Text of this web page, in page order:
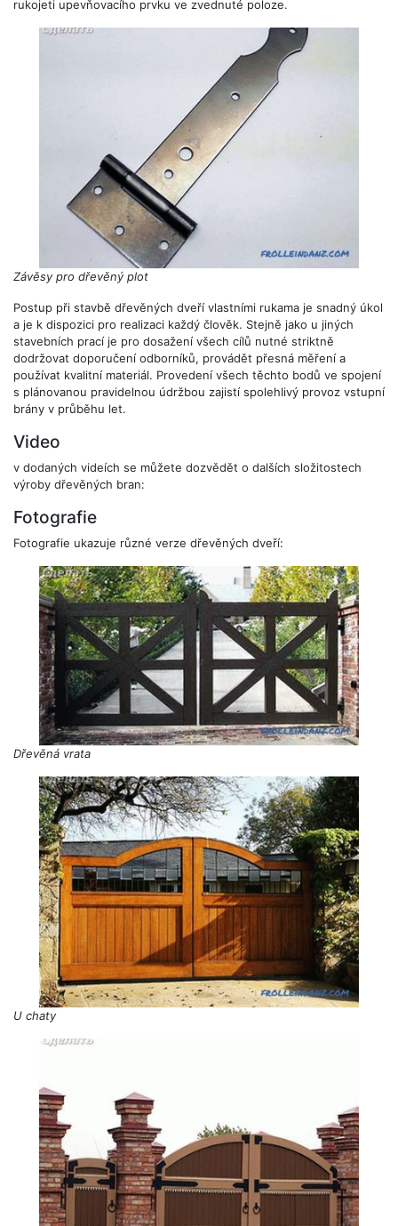
rukojeti upevňovacího prvku ve zvednuté poloze.
Závěsy pro dřevěný plot
Postup při stavbě dřevěných dveří vlastními rukama je snadný úkol
a je k dispozici pro realizaci každý člověk. Stejně jako u jiných
stavebních prací je pro dosažení všech cílů nutné striktně
dodržovat doporučení odborníků, provádět přesná měření a
používat kvalitní materiál. Provedení všech těchto bodů ve spojení
s plánovanou pravidelnou údržbou zajistí spolehlivý provoz vstupní
brány v průběhu let.
Video
v dodaných videích se můžete dozvědět o dalších složitostech
výroby dřevěných bran:
Fotografie
Fotografie ukazuje různé verze dřevěných dveří:
Dřevěná vrata
U chaty